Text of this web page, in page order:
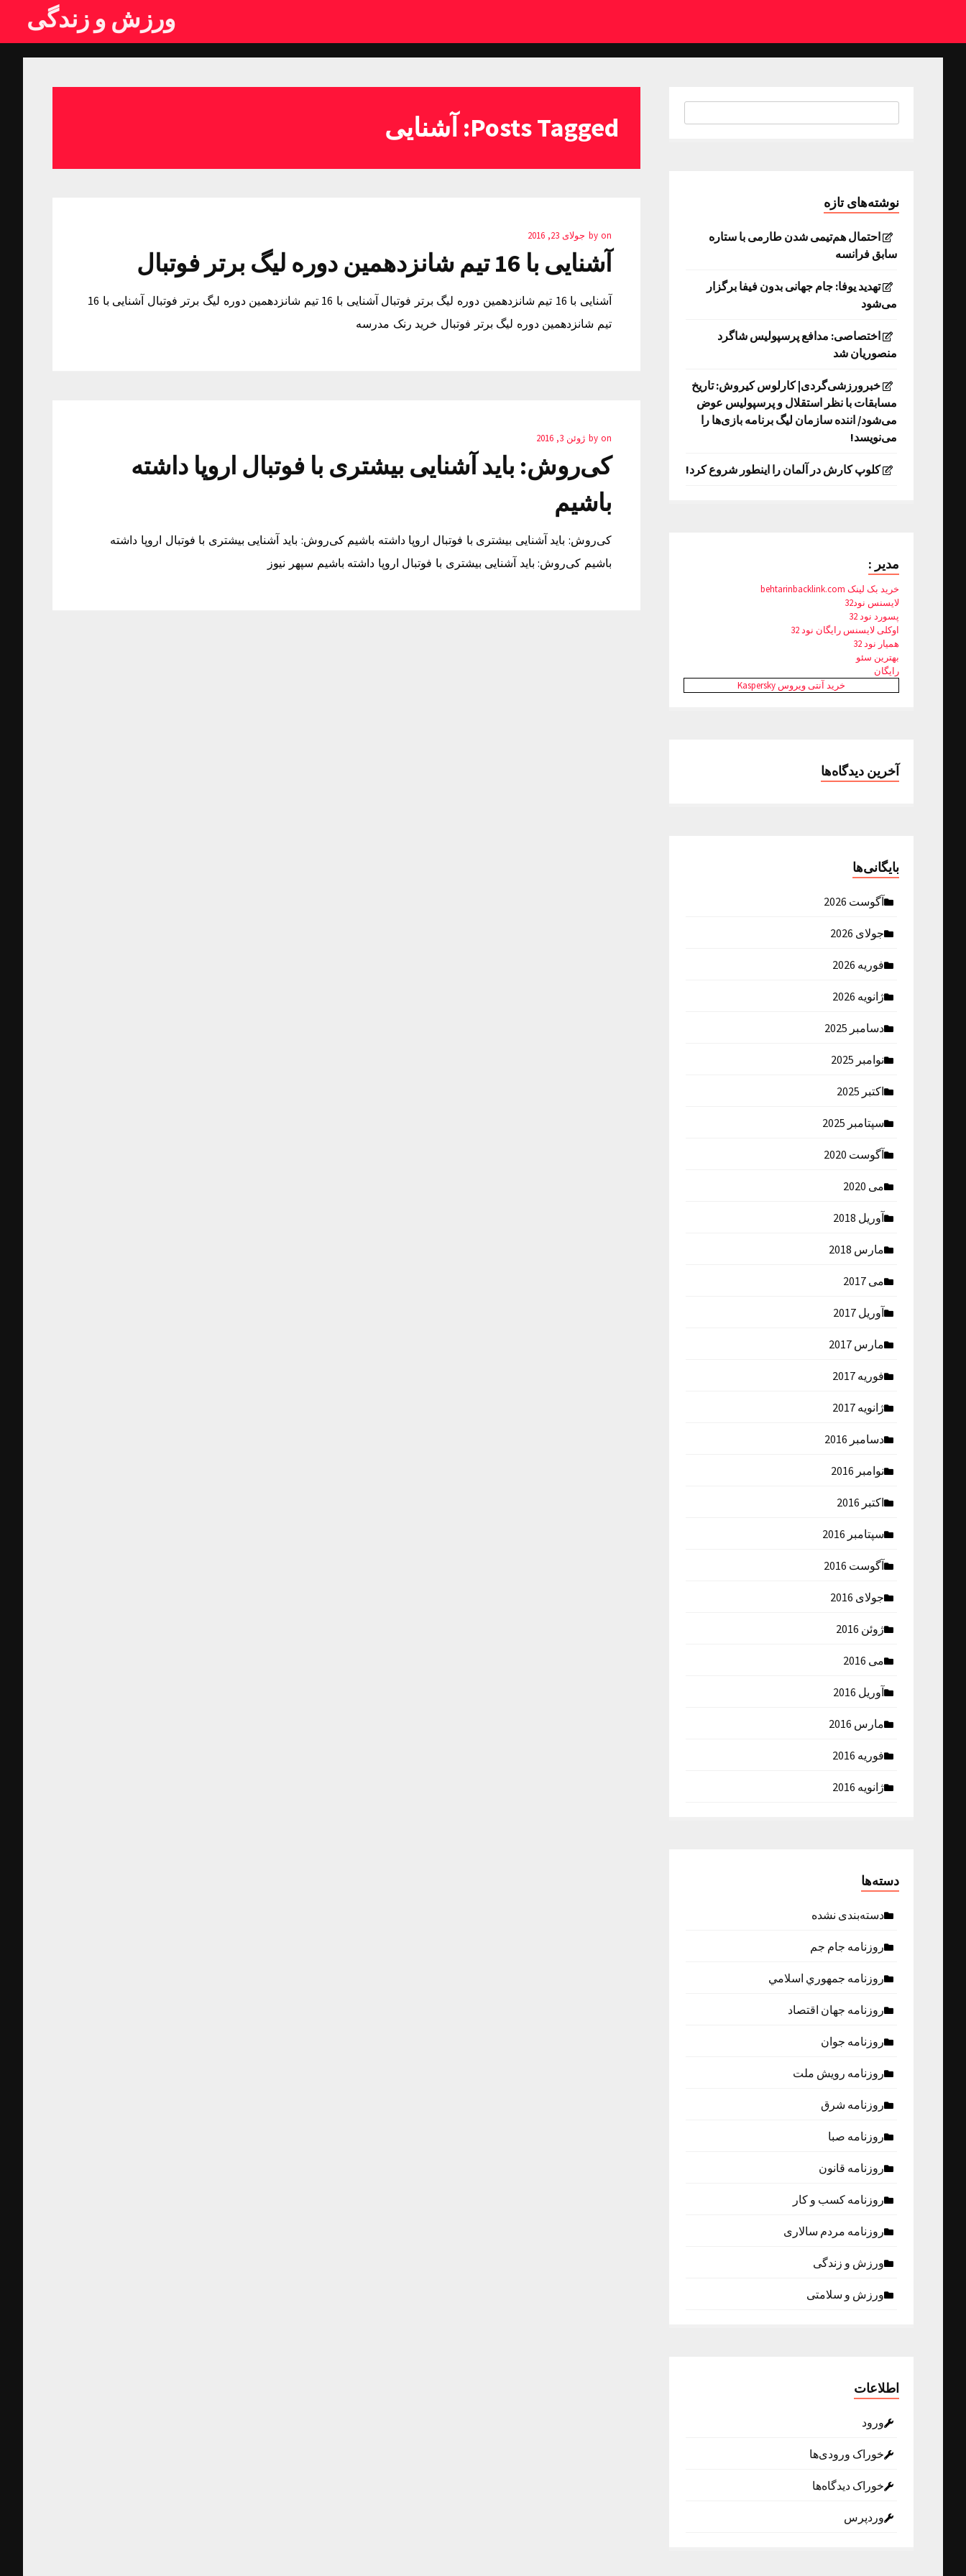
ورزش و زندگی
Posts Tagged: آشنایی
by on جولای 23, 2016
آشنایی با 16 تیم شانزدهمین دوره لیگ برتر فوتبال
آشنایی با 16 تیم شانزدهمین دوره لیگ برتر فوتبال آشنایی با 16 تیم شانزدهمین دوره لیگ برتر فوتبال آشنایی با 16
تیم شانزدهمین دوره لیگ برتر فوتبال خرید رنک مدرسه
by on ژوئن 3, 2016
کی‌روش: باید آشنایی بیشتری با فوتبال اروپا داشته
باشیم
کی‌روش: باید آشنایی بیشتری با فوتبال اروپا داشته باشیم کی‌روش: باید آشنایی بیشتری با فوتبال اروپا داشته
باشیم کی‌روش: باید آشنایی بیشتری با فوتبال اروپا داشته باشیم سپهر نیوز
نوشته‌های تازه
احتمال هم‌تیمی شدن طارمی با ستاره
سابق فرانسه
تهدید یوفا: جام جهانی بدون فیفا برگزار
می‌شود
اختصاصی: مدافع پرسپولیس شاگرد
منصوریان شد
خبرورزشی‌گردی| کارلوس کیروش: تاریخ
مسابقات با نظر استقلال و پرسپولیس عوض
می‌شود/ اننده سازمان لیگ برنامه بازی‌ها را
می‌نویسد!
کلوپ کارش در آلمان را اینطور شروع کرد!
مدیر :
خرید بک لینک behtarinbacklink.com
لایسنس نود32
پسورد نود 32
اوکلی لایسنس رایگان نود 32
همیار نود 32
بهترین سئو
رایگان
خرید آنتی ویروس Kaspersky
آخرین دیدگاه‌ها
بایگانی‌ها
آگوست 2026
جولای 2026
فوریه 2026
ژانویه 2026
دسامبر 2025
نوامبر 2025
اکتبر 2025
سپتامبر 2025
آگوست 2020
می 2020
آوریل 2018
مارس 2018
می 2017
آوریل 2017
مارس 2017
فوریه 2017
ژانویه 2017
دسامبر 2016
نوامبر 2016
اکتبر 2016
سپتامبر 2016
آگوست 2016
جولای 2016
ژوئن 2016
می 2016
آوریل 2016
مارس 2016
فوریه 2016
ژانویه 2016
دسته‌ها
دسته‌بندی نشده
روزنامه جام جم
روزنامه جمهوري اسلامي
روزنامه جهان اقتصاد
روزنامه جوان
روزنامه رویش ملت
روزنامه شرق
روزنامه صبا
روزنامه قانون
روزنامه كسب و كار
روزنامه مردم سالاری
ورزش و زندگی
ورزش و سلامتی
اطلاعات
ورود
خوراک ورودی‌ها
خوراک دیدگاه‌ها
وردپرس